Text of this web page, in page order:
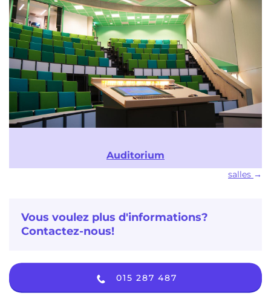
Auditorium
salles
Vous voulez plus d'informations?
Contactez-nous!
015 287 487